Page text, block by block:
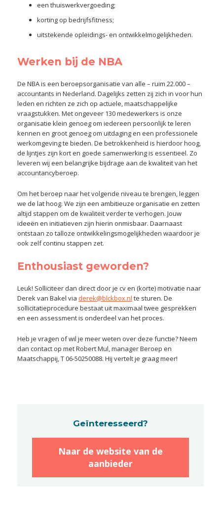
een thuiswerkvergoeding;
korting op bedrijfsfitness;
uitstekende opleidings- en ontwikkelmogelijkheden.
Werken bij de NBA
De NBA is een beroepsorganisatie van alle – ruim 22.000 –
accountants in Nederland. Dagelijks zetten zij zich in voor hun
leden en richten ze zich op actuele, maatschappelijke
vraagstukken. Met ongeveer 130 medewerkers is onze
organisatie klein genoeg om iedereen persoonlijk te leren
kennen en groot genoeg om uitdaging en een professionele
werkomgeving te bieden. De betrokkenheid is hierdoor hoog,
de lijntjes zijn kort en goede samenwerking is essentieel. Zo
leveren wij een belangrijke bijdrage aan de kwaliteit van het
accountancyberoep.
Om het beroep naar het volgende niveau te brengen, leggen
we de lat hoog. We zijn een ambitieuze organisatie en zetten
altijd stappen om de kwaliteit verder te verhogen. Jouw
ideeën en initiatieven zijn hierin onmisbaar. Daarnaast
ontstaan zo talloze ontwikkelingsmogelijkheden waardoor je
ook zelf continu stappen zet.
Enthousiast geworden?
Leuk! Solliciteer dan direct door je cv en (korte) motivatie naar
Derek van Bakel via derek@blckbox.nl te sturen. De
sollicitatieprocedure bestaat uit maximaal twee gesprekken
en een assessment is onderdeel van het proces.
Heb je vragen of wil je meer weten over deze functie? Neem
dan contact op met Robert Mul, manager Beroep en
Maatschappij, T 06-50250088. Hij vertelt je graag meer!
Geïnteresseerd?
Naar de website van de
aanbieder